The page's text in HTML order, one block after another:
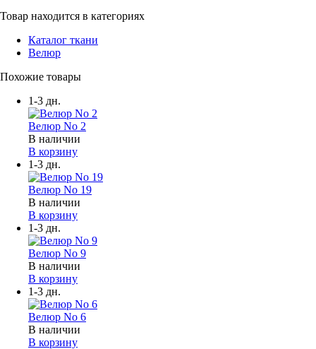
Товар находится в категориях
Каталог ткани
Велюр
Похожие товары
1-3 дн.
Велюр No 2
В наличии
В корзину
1-3 дн.
Велюр No 19
В наличии
В корзину
1-3 дн.
Велюр No 9
В наличии
В корзину
1-3 дн.
Велюр No 6
В наличии
В корзину